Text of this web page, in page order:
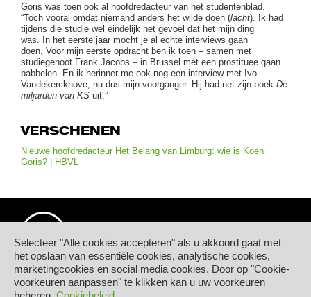
Selecteer "Alle cookies accepteren" als u akkoord gaat met
het opslaan van essentiële cookies, analytische cookies,
marketingcookies en social media cookies. Door op "Cookie-
voorkeuren aanpassen" te klikken kan u uw voorkeuren
Goris was toen ook al hoofdredacteur van het studentenblad.
“Toch vooral omdat niemand anders het wilde doen (lacht). Ik had
tijdens die studie wel eindelijk het gevoel dat het mijn ding
was. In het eerste jaar mocht je al echte interviews gaan
doen. Voor mijn eerste opdracht ben ik toen – samen met
studiegenoot Frank Jacobs – in Brussel met een prostituee gaan
babbelen. En ik herinner me ook nog een interview met Ivo
Vandekerckhove, nu dus mijn voorganger. Hij had net zijn boekDe
miljarden van KSuit.”
VERSCHENEN
Nieuwe hoofdredacteur Het Belang van Limburg: wie is Koen
Goris? | HBVL
© Hogeschool PXL
Elfde-Liniestraat 24